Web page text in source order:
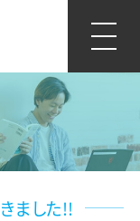
ました!!